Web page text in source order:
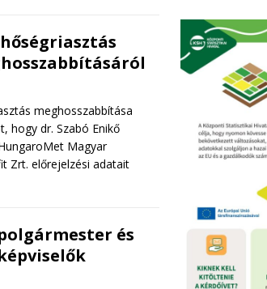
meghosszabbítása
hogy dr. Szabó Enikő
Magyar
Zrt. előrejelzési adatait
és